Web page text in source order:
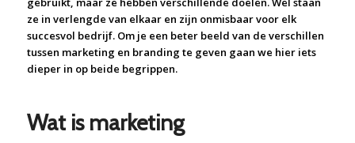
ze in verlengde van elkaar en zijn onmisbaar voor elk
succesvol bedrijf. Om je een beter beeld van de verschillen
tussen marketing en branding te geven gaan we hier iets
dieper in op beide begrippen.
Wat is marketing